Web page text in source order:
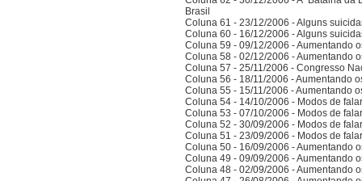
Brasil
Coluna 61 - 23/12/2006 - Alguns
Coluna 60 - 16/12/2006 - Alguns
Coluna 59 - 09/12/2006 - Aumentando
Coluna 58 - 02/12/2006 - Aumentando
Coluna 57 - 25/11/2006 - Congresso
Coluna 56 - 18/11/2006 - Aumentando
Coluna 55 - 15/11/2006 - Aumentando
Coluna 54 - 14/10/2006 - Modos de
Coluna 53 - 07/10/2006 - Modos de
Coluna 52 - 30/09/2006 - Modos de
Coluna 51 - 23/09/2006 - Modos de
Coluna 50 - 16/09/2006 - Aumentando
Coluna 49 - 09/09/2006 - Aumentando
Coluna 48 - 02/09/2006 - Aumentando